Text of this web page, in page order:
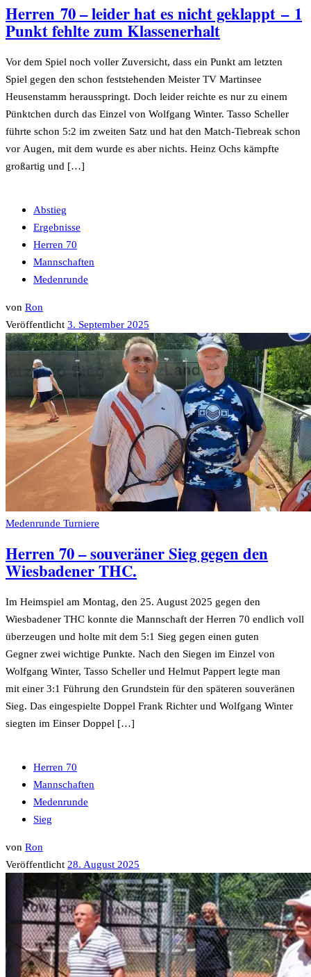
Herren 70 – leider hat es nicht geklappt – 1
Punkt fehlte zum Klassenerhalt
Vor dem Spiel noch voller Zuversicht, dass ein Punkt am letzten
Spiel gegen den schon feststehenden Meister TV Martinsee
Heusenstamm herausspringt. Doch leider reichte es nur zu einem
Pünktchen durch das Einzel von Wolfgang Winter. Tasso Scheller
führte schon 5:2 im zweiten Satz und hat den Match-Tiebreak schon
vor Augen, mit dem wurde es aber nichts. Heinz Ochs kämpfte
großartig und […]
Abstieg
Ergebnisse
Herren 70
Mannschaften
Medenrunde
von Ron
Veröffentlicht 3. September 2025
Medenrunde Turniere
Herren 70 – souveräner Sieg gegen den
Wiesbadener THC.
Im Heimspiel am Montag, den 25. August 2025 gegen den
Wiesbadener THC konnte die Mannschaft der Herren 70 endlich voll
überzeugen und holte mit dem 5:1 Sieg gegen einen guten
Gegner zwei wichtige Punkte. Nach den Siegen im Einzel von
Wolfgang Winter, Tasso Scheller und Helmut Pappert legte man
mit einer 3:1 Führung den Grundstein für den späteren souveränen
Sieg. Das eingespielte Doppel Frank Richter und Wolfgang Winter
siegten im Einser Doppel […]
Herren 70
Mannschaften
Medenrunde
Sieg
von Ron
Veröffentlicht 28. August 2025